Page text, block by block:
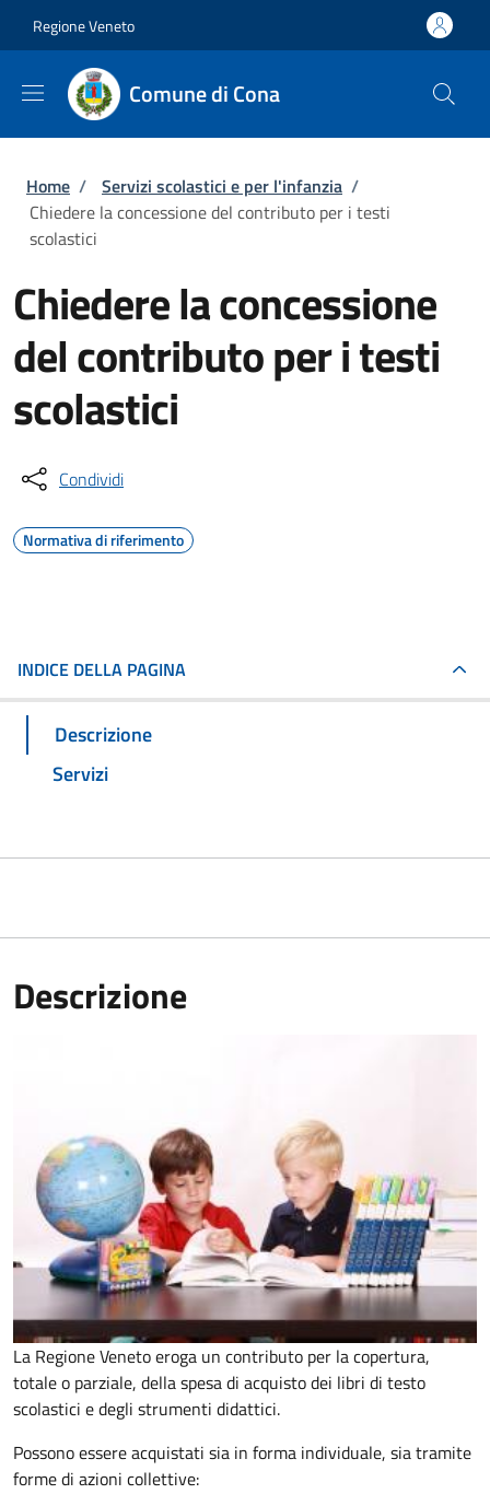
Regione Veneto
Comune di Cona
Briciole di pane
Home / Servizi scolastici e per l'infanzia /
Chiedere la concessione del contributo per i testi
scolastici
Chiedere la concessione
del contributo per i testi
scolastici
Condividi
Normativa di riferimento
INDICE DELLA PAGINA
Descrizione
Servizi
Descrizione
La Regione Veneto eroga un contributo per la copertura,
totale o parziale, della spesa di acquisto dei libri di testo
scolastici e degli strumenti didattici.
Possono essere acquistati sia in forma individuale, sia tramite
forme di azioni collettive: